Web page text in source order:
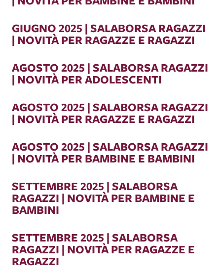
GIUGNO 2025 | SALABORSA RAGAZZI
| NOVITÀ PER RAGAZZE E RAGAZZI
AGOSTO 2025 | SALABORSA RAGAZZI
| NOVITÀ PER ADOLESCENTI
AGOSTO 2025 | SALABORSA RAGAZZI
| NOVITÀ PER RAGAZZE E RAGAZZI
AGOSTO 2025 | SALABORSA RAGAZZI
| NOVITÀ PER BAMBINE E BAMBINI
SETTEMBRE 2025 | SALABORSA
RAGAZZI | NOVITÀ PER BAMBINE E
BAMBINI
SETTEMBRE 2025 | SALABORSA
RAGAZZI | NOVITÀ PER RAGAZZE E
RAGAZZI